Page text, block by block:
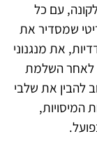
עם כל
שמסדיר את
את מנגנוני
לאחר השלמת
להבין את שלבי
המיסויות,